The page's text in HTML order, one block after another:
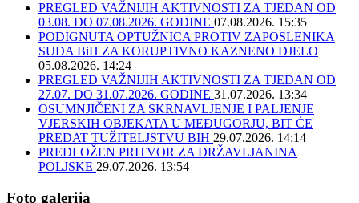
PREGLED VAŽNIJIH AKTIVNOSTI ZA TJEDAN OD
03.08. DO 07.08.2026. GODINE 07.08.2026. 15:35
PODIGNUTA OPTUŽNICA PROTIV ZAPOSLENIKA
SUDA BiH ZA KORUPTIVNO KAZNENO DJELO
05.08.2026. 14:24
PREGLED VAŽNIJIH AKTIVNOSTI ZA TJEDAN OD
27.07. DO 31.07.2026. GODINE 31.07.2026. 13:34
OSUMNJIČENI ZA SKRNAVLJENJE I PALJENJE
VJERSKIH OBJEKATA U MEĐUGORJU, BIT ĆE
PREDAT TUŽITELJSTVU BIH 29.07.2026. 14:14
PREDLOŽEN PRITVOR ZA DRŽAVLJANINA
POLJSKE 29.07.2026. 13:54
Foto galerija